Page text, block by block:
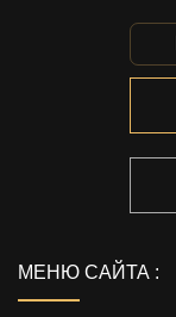
МЕНЮ САЙТА :